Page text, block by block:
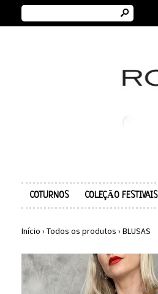
s
COTURNOS COLEÇÃO FESTIVAIS
Início › Todos os produtos › BLUSAS